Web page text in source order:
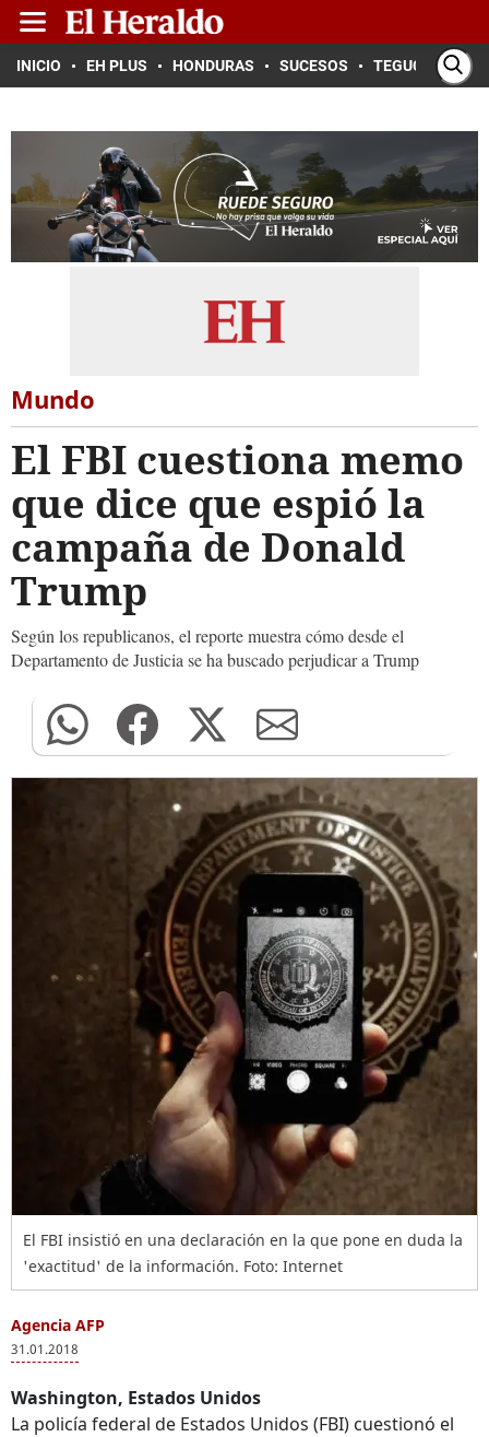
INICIO EH PLUS HONDURAS SUCESOS TEGUCIGALPA
Mundo
El FBI cuestiona memo
que dice que espió la
campaña de Donald
Trump
Según los republicanos, el reporte muestra cómo desde el
Departamento de Justicia se ha buscado perjudicar a Trump
El FBI insistió en una declaración en la que pone en duda la
'exactitud' de la información. Foto: Internet
Agencia AFP
31.01.2018
Washington, Estados Unidos
La policía federal de Estados Unidos (FBI) cuestionó el